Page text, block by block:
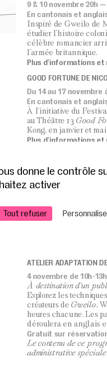
9 & 10 novembre 20h
En cantonais et
Inspiré de Gweilo de
étudier l’histoire
célèbre romancier
l’armée britannique.
Plus d’informations
GOOD FORTUNE DE
Du 14 au 17
En cantonais et
À l’initiative du
au Théâtre 13 Good
Kong, en janvier et
Plus d’informations
18 novembre à 15h30
En cantonais,
avec traduction
l’évolution entre la
Gratuit, entrée libre
ATELIER ADAPTATION
4 novembre de 10h-
À destination d’un
Explorez les
créateurs de Gweilo,
heures chacune. Les
déroulera en anglais
Gratuit sur
Le contenu de ce
administrative
donne le contrôle
activer
Tout refuser